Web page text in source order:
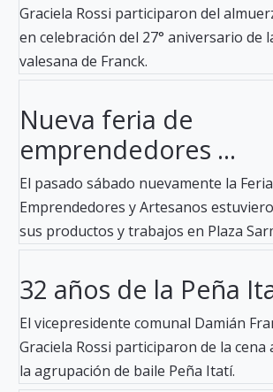
Graciela Rossi participaron del
en celebración del 27° aniversario de
valesana de Franck.
Nueva feria de
emprendedores ...
El pasado sábado nuevamente la
Emprendedores y Artesanos
sus productos y trabajos en Plaza
32 años de la Peña
El vicepresidente comunal Damián
Graciela Rossi participaron de la cena
la agrupación de baile Peña Itatí.